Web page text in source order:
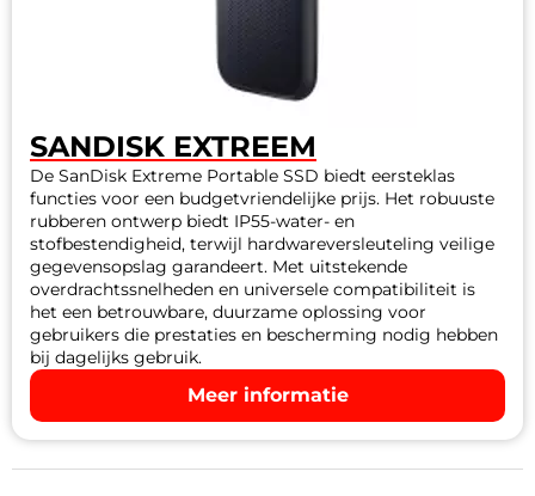
SANDISK EXTREEM
De SanDisk Extreme Portable SSD biedt eersteklas
functies voor een budgetvriendelijke prijs. Het robuuste
rubberen ontwerp biedt IP55-water- en
stofbestendigheid, terwijl hardwareversleuteling veilige
gegevensopslag garandeert. Met uitstekende
overdrachtssnelheden en universele compatibiliteit is
het een betrouwbare, duurzame oplossing voor
gebruikers die prestaties en bescherming nodig hebben
bij dagelijks gebruik.
Meer informatie